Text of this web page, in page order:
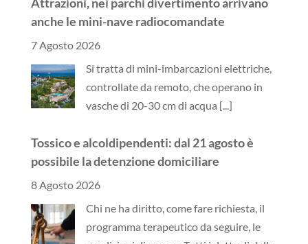
anche le mini-nave radiocomandate
7 Agosto 2026
Si tratta di mini-imbarcazioni elettriche,
controllate da remoto, che operano in
vasche di 20-30 cm di acqua [...]
Tossico e alcoldipendenti: dal 21 agosto è
possibile la detenzione domiciliare
8 Agosto 2026
Chi ne ha diritto, come fare richiesta, il
programma terapeutico da seguire, le